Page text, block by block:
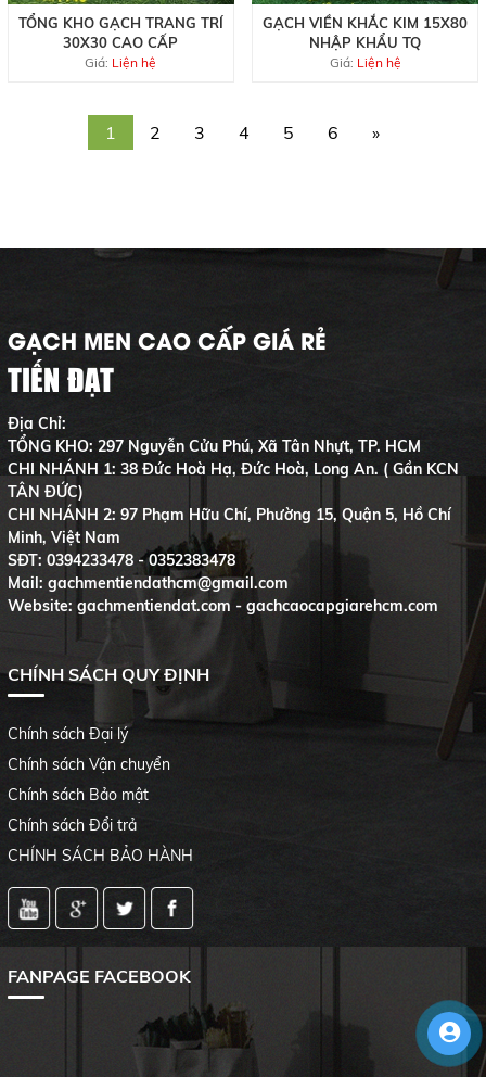
TỔNG KHO GẠCH TRANG TRÍ
30X30 CAO CẤP
Giá: Liện hệ
GẠCH VIỀN KHẮC KIM 15X80
NHẬP KHẨU TQ
Giá: Liện hệ
1 2 3 4 5 6 »
GẠCH MEN CAO CẤP GIÁ RẺ
TIẾN ĐẠT
Địa Chỉ:
TỔNG KHO: 297 Nguyễn Cửu Phú, Xã Tân Nhựt, TP. HCM
CHI NHÁNH 1: 38 Đức Hoà Hạ, Đức Hoà, Long An. ( Gần KCN
TÂN ĐỨC)
CHI NHÁNH 2: 97 Phạm Hữu Chí, Phường 15, Quận 5, Hồ Chí
Minh, Việt Nam
SĐT: 0394233478 - 0352383478
Mail: gachmentiendathcm@gmail.com
Website: gachmentiendat.com - gachcaocapgiarehcm.com
CHÍNH SÁCH QUY ĐỊNH
Chính sách Đại lý
Chính sách Vận chuyển
Chính sách Bảo mật
Chính sách Đổi trả
CHÍNH SÁCH BẢO HÀNH
FANPAGE FACEBOOK